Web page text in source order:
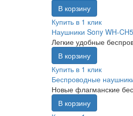
В корзину
Купить в 1 клик
Наушники Sony WH-
Легкие удобные
В корзину
Купить в 1 клик
Беспроводные
Новые флагманские
В корзину